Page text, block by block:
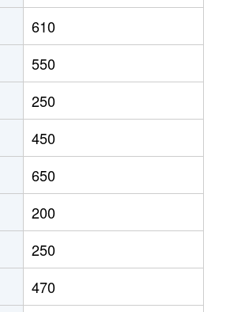
610
550
250
450
650
200
250
470